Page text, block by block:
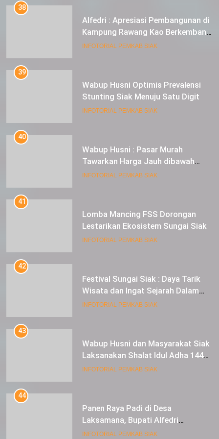
38
Alfedri : Apresiasi Pembangunan di
Kampung Rawang Kao Berkembang
Pesat
INFOTORIAL PEMKAB SIAK
39
Wabup Husni Optimis Prevalensi
Stunting Siak Menuju Satu Digit
INFOTORIAL PEMKAB SIAK
40
Wabup Husni : Pasar Murah
Tawarkan Harga Jauh dibawah
Pasar Tradisional
INFOTORIAL PEMKAB SIAK
41
Lomba Mancing FSS Dorongan
Lestarikan Ekosistem Sungai Siak
INFOTORIAL PEMKAB SIAK
42
Festival Sungai Siak : Daya Tarik
Wisata dan Ingat Sejarah Dalam
Lestarikan Peradaban
INFOTORIAL PEMKAB SIAK
43
Wabup Husni dan Masyarakat Siak
Laksanakan Shalat Idul Adha 1445
Hijriah di Lapangan Tugu Siak
INFOTORIAL PEMKAB SIAK
44
Panen Raya Padi di Desa
Laksamana, Bupati Alfedri
Serahkan 16 Unit Mesin Pompa Air
INFOTORIAL PEMKAB SIAK